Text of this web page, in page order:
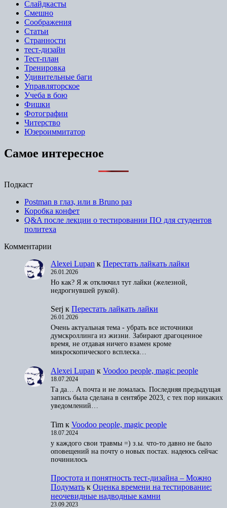
Слайдкасты
Смешно
Соображения
Статьи
Странности
тест-дизайн
Тест-план
Тренировка
Удивительные баги
Управляторское
Учеба в бою
Фишки
Фотографии
Читерство
Юзероиммитатор
Самое интересное
Подкаст
Postman в глаз, или в Bruno раз
Коробка конфет
Q&A после лекции о тестировании ПО для студентов
политеха
Комментарии
Alexei Lupan к Перестать лайкать лайки
26.01.2026
Но как? Я ж отключил тут лайки (железной,
недрогнувшей рукой).
Serj к Перестать лайкать лайки
26.01.2026
Очень актуальная тема - убрать все источники
думскроллинга из жизни. Забирают драгоценное
время, не отдавая ничего взамен кроме
микроскопического всплеска…
Alexei Lupan к Voodoo people, magic people
18.07.2024
Та да… А почта и не ломалась. Последняя предыдущая
запись была сделана в сентябре 2023, с тех пор никаких
уведомлений…
Tim к Voodoo people, magic people
18.07.2024
у каждого свои травмы =) з.ы. что-то давно не было
оповещений на почту о новых постах. надеюсь сейчас
починилось
Простота и понятность тест-дизайна – Можно
Подумать к Оценка времени на тестирование:
неочевидные надводные камни
23.09.2023